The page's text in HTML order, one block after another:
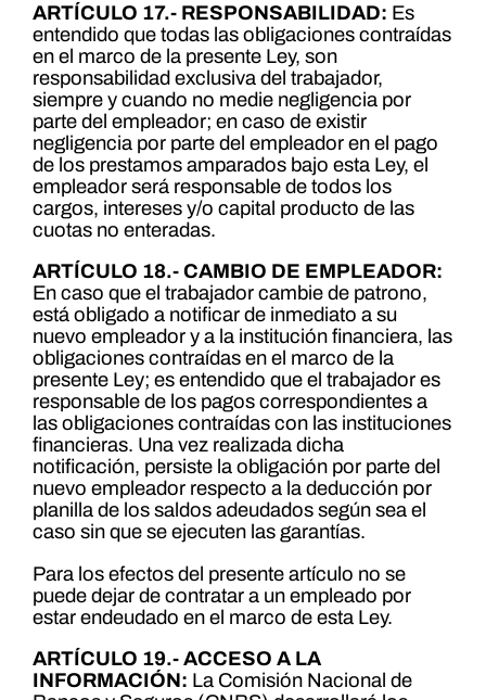
ARTÍCULO 17.- RESPONSABILIDAD: Es
entendido que todas las obligaciones contraídas
en el marco de la presente Ley, son
responsabilidad exclusiva del trabajador,
siempre y cuando no medie negligencia por
parte del empleador; en caso de existir
negligencia por parte del empleador en el pago
de los prestamos amparados bajo esta Ley, el
empleador será responsable de todos los
cargos, intereses y/o capital producto de las
cuotas no enteradas.
ARTÍCULO 18.- CAMBIO DE EMPLEADOR:
En caso que el trabajador cambie de patrono,
está obligado a notificar de inmediato a su
nuevo empleador y a la institución financiera, las
obligaciones contraídas en el marco de la
presente Ley; es entendido que el trabajador es
responsable de los pagos correspondientes a
las obligaciones contraídas con las instituciones
financieras. Una vez realizada dicha
notificación, persiste la obligación por parte del
nuevo empleador respecto a la deducción por
planilla de los saldos adeudados según sea el
caso sin que se ejecuten las garantías.
Para los efectos del presente artículo no se
puede dejar de contratar a un empleado por
estar endeudado en el marco de esta Ley.
ARTÍCULO 19.- ACCESO A LA
INFORMACIÓN: La Comisión Nacional de